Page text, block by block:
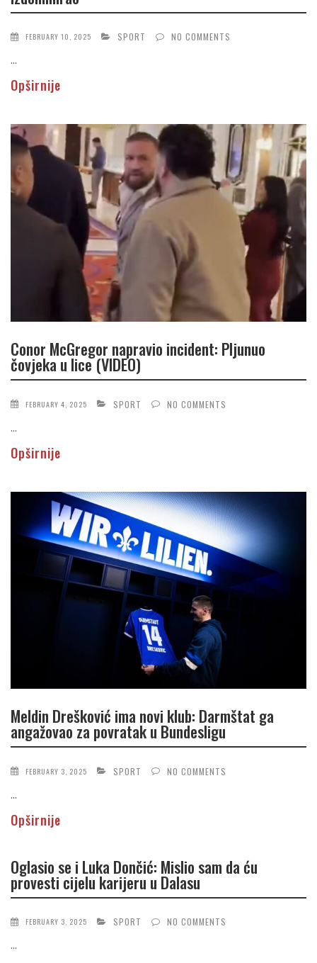
FEBRUARY 10, 2025 SPORT NO COMMENTS
...
Opširnije
Conor McGregor napravio incident: Pljunuo
čovjeka u lice (VIDEO)
FEBRUARY 4, 2025 SPORT NO COMMENTS
...
Opširnije
Meldin Drešković ima novi klub: Darmštat ga
angažovao za povratak u Bundesligu
FEBRUARY 3, 2025 SPORT NO COMMENTS
...
Opširnije
Oglasio se i Luka Dončić: Mislio sam da ću
provesti cijelu karijeru u Dalasu
FEBRUARY 3, 2025 SPORT NO COMMENTS
...